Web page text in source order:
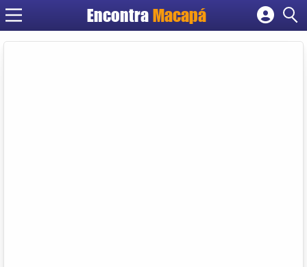
EncontraMacapá
Cadastrar empresa